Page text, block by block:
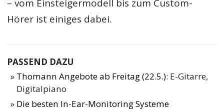
– vom Einsteigermodell bis zum Custom-
Hörer ist einiges dabei.
PASSEND DAZU
Thomann Angebote ab Freitag (22.5.): E-Gitarre,
Digitalpiano
Die besten In-Ear-Monitoring Systeme